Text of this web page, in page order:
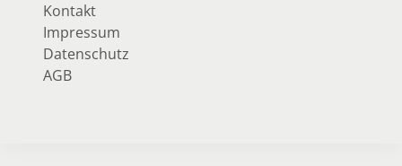
Kontakt
Impressum
Datenschutz
AGB